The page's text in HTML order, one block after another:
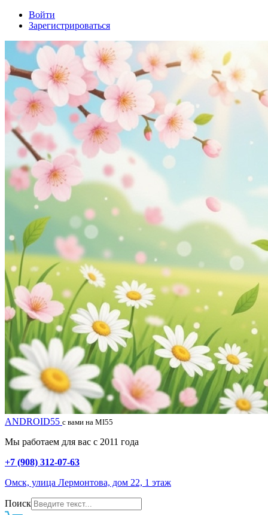
Войти
Зарегистрироваться
ANDROID55 с вами на MI55
Мы работаем для вас с 2011 года
+7 (908) 312-07-63
Омск, улица Лермонтова, дом 22, 1 этаж
Поиск